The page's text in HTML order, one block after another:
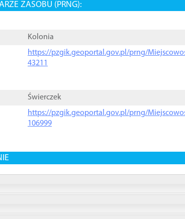
ZASOBU (PRNG):
Kolonia
https://pzgik.geoportal.gov.pl/prng/
43211
Świerczek
https://pzgik.geoportal.gov.pl/prng/
106999